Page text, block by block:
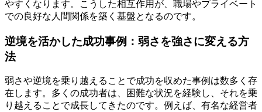
やすくなります。こうした相互作用が、職場やプライベート
での良好な人間関係を築く基盤となるのです。
逆境を活かした成功事例：弱さを強さに変える方
法
弱さや逆境を乗り越えることで成功を収めた事例は数多く存
在します。多くの成功者は、困難な状況を経験し、それを乗
り越えることで成長してきたのです。例えば、有名な経営者